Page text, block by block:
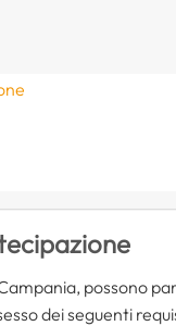
possono
dei seguenti